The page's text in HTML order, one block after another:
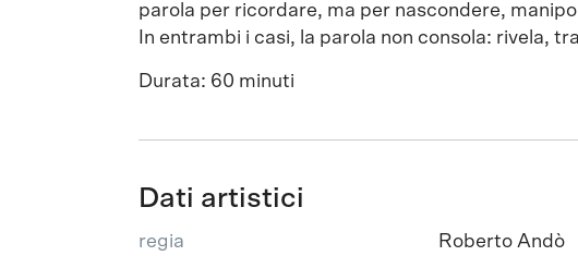
parola per ricordare, ma per nascondere,
In entrambi i casi, la parola non consola: rivela,
Durata: 60 minuti
Dati artistici
regia
Roberto Andò